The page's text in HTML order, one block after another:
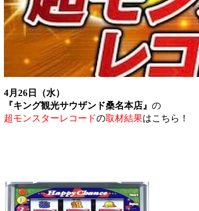
4月26日（水）
『キング観光サウザンド桑名本店』 の
超モンスターレコードの取材結果はこちら！